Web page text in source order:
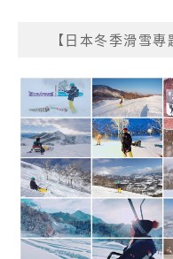
【日本冬季滑雪